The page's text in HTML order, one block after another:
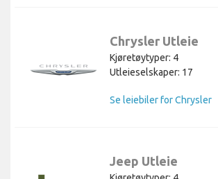
Chrysler Utleie
Kjøretøytyper: 4
Utleieselskaper: 17
Se leiebiler for Chrysler
Jeep Utleie